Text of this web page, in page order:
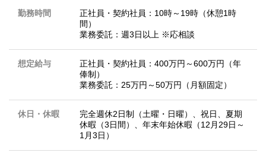
勤務時間
正社員・契約社員：10時～19時（休憩1時
間）
業務委託：週3日以上 ※応相談
想定給与
正社員・契約社員：400万円～600万円（年
俸制）
業務委託：25万円～50万円（月額固定）
休日・休暇
完全週休2日制（土曜・日曜）、祝日、夏期
休暇（3日間）、年末年始休暇（12月29日～
1月3日）